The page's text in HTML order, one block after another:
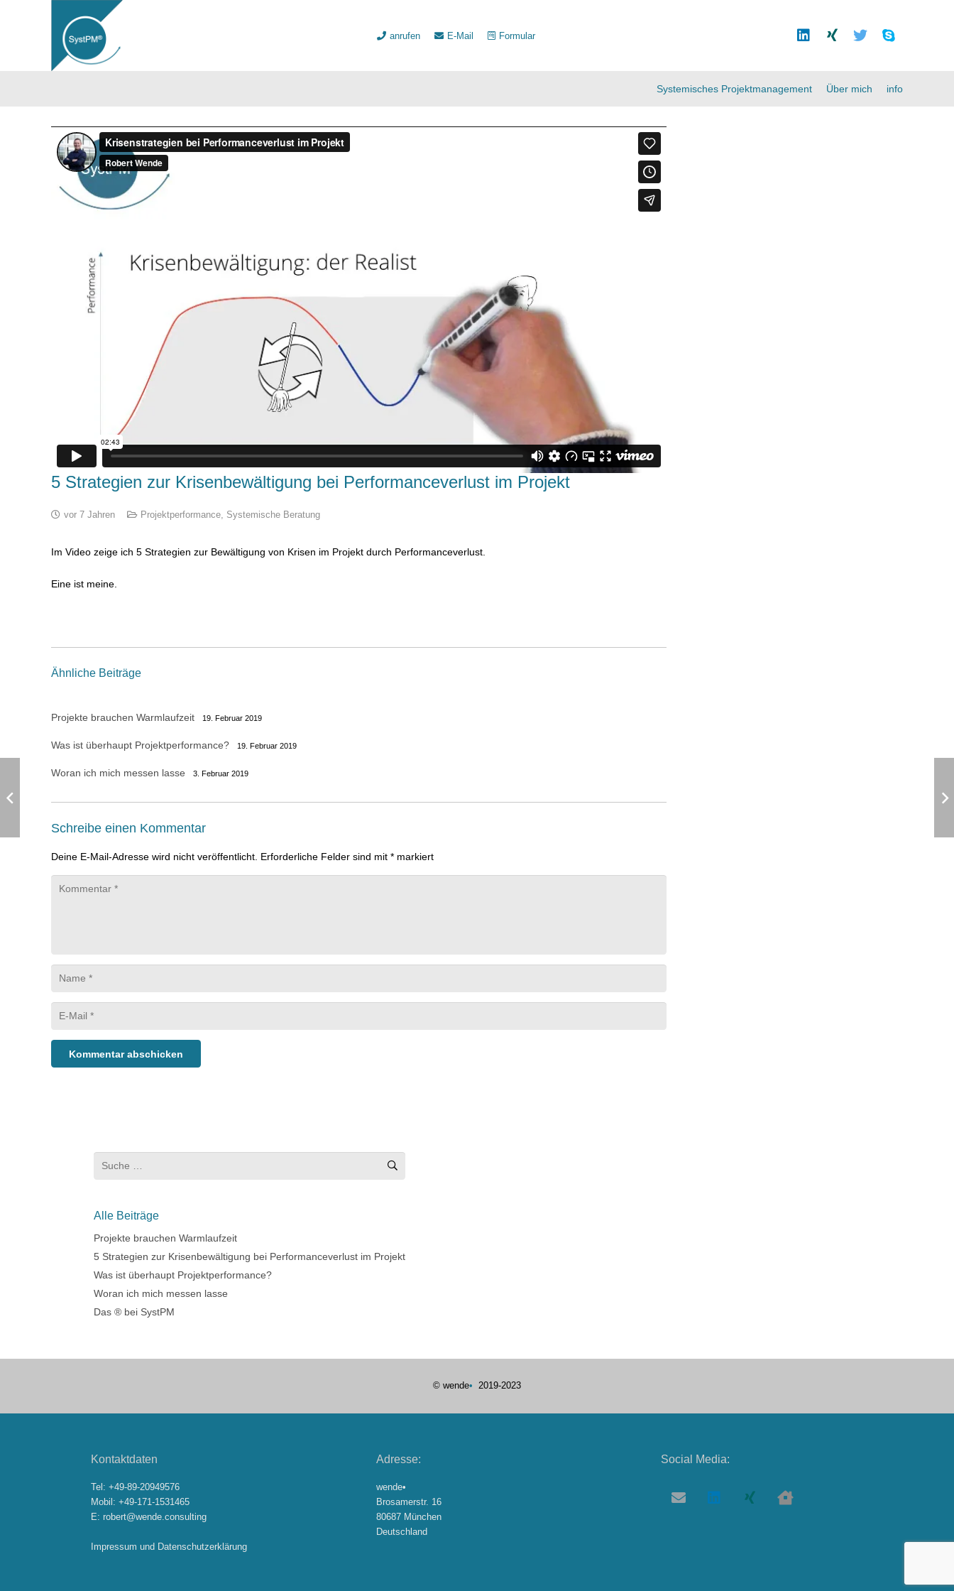
anrufen E-Mail Formular
Systemisches Projektmanagement Über mich info
5 Strategien zur Krisenbewältigung bei Performanceverlust im Projekt
vor 7 Jahren Projektperformance, Systemische Beratung
Im Video zeige ich 5 Strategien zur Bewältigung von Krisen im Projekt durch Performanceverlust.
Eine ist meine.
Ähnliche Beiträge
Projekte brauchen Warmlaufzeit 19. Februar 2019
Was ist überhaupt Projektperformance? 19. Februar 2019
Woran ich mich messen lasse 3. Februar 2019
Schreibe einen Kommentar
Deine E-Mail-Adresse wird nicht veröffentlicht. Erforderliche Felder sind mit * markiert
Kommentar abschicken
Suche
Alle Beiträge
Projekte brauchen Warmlaufzeit
5 Strategien zur Krisenbewältigung bei Performanceverlust im Projekt
Was ist überhaupt Projektperformance?
Woran ich mich messen lasse
Das ® bei SystPM
© wende• 2019-2023
Kontaktdaten
Tel: +49-89-20949576
Mobil: +49-171-1531465
E: robert@wende.consulting
Impressum und Datenschutzerklärung
Adresse:
wende•
Brosamerstr. 16
80687 München
Deutschland
Social Media: